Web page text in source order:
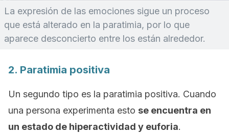
La expresión de las emociones sigue un proceso
que está alterado en la paratimia, por lo que
aparece desconcierto entre los están alrededor.
2. Paratimia positiva
Un segundo tipo es la paratimia positiva. Cuando
una persona experimenta esto se encuentra en
un estado de hiperactividad y euforia.